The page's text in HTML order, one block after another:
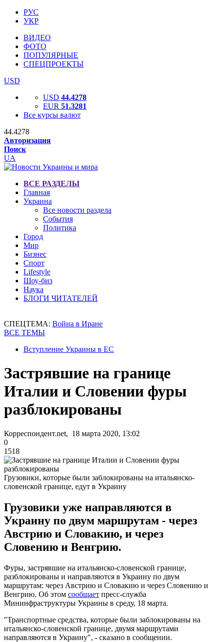
РУС
УКР
ВИДЕО
ФОТО
ПОПУЛЯРНЫЕ
СПЕЦПРОЕКТЫ
USD
USD 44.4278
EUR 51.3281
Все курсы валют
44.4278
Авторизация
Поиск
UA
ВСЕ РАЗДЕЛЫ
Главная
Украина
Все новости раздела
События
Политика
Город
Мир
Бизнес
Спорт
Lifestyle
Шоу-биз
Наука
БЛОГИ ЧИТАТЕЛЕЙ
СПЕЦТЕМА: Война в Иране
ВСЕ ТЕМЫ
Вступление Украины в ЕС
Застрявшие на границе
Италии и Словении фуры
разблокированы
Корреспондент.net, 18 марта 2020, 13:02
0
1518
Грузовики, которые были заблокированы на итальянско-
словенской границе, едут в Украину
Грузовики уже направляются в
Украину по двум маршрутам - через
Австрию и Словакию, и через
Словению и Венгрию.
Фуры, застрявшие на итальянско-словенской границе,
разблокированы и направляются в Украину по двум
маршрутам: через Австрию и Словакию и через Словению и
Венгрию. Об этом сообщает пресс-служба
Мининфраструктуры Украины в среду, 18 марта.
"Транспортные средства, которые были заблокированы на
итальянско-словенской границе, двумя маршрутами
направляются в Украину", - сказано в сообщении.